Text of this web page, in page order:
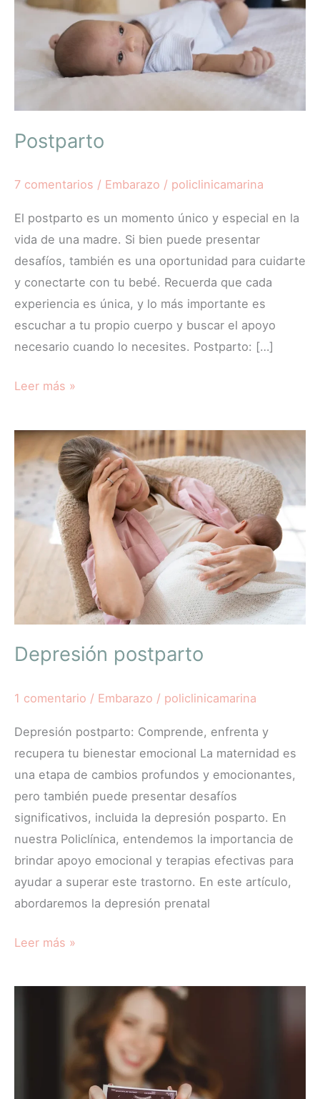
Postparto
7 comentarios / Embarazo / policlinicamarina
El postparto es un momento único y especial en la
vida de una madre. Si bien puede presentar
desafíos, también es una oportunidad para cuidarte
y conectarte con tu bebé. Recuerda que cada
experiencia es única, y lo más importante es
escuchar a tu propio cuerpo y buscar el apoyo
necesario cuando lo necesites. Postparto: […]
Leer más »
Depresión postparto
1 comentario / Embarazo / policlinicamarina
Depresión postparto: Comprende, enfrenta y
recupera tu bienestar emocional La maternidad es
una etapa de cambios profundos y emocionantes,
pero también puede presentar desafíos
significativos, incluida la depresión posparto. En
nuestra Policlínica, entendemos la importancia de
brindar apoyo emocional y terapias efectivas para
ayudar a superar este trastorno. En este artículo,
abordaremos la depresión prenatal
Depresión
postparto
Leer más »